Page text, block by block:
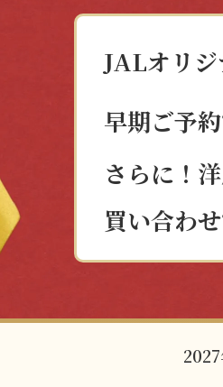
JALオリ
早期ご予
さらに！
買い合わ